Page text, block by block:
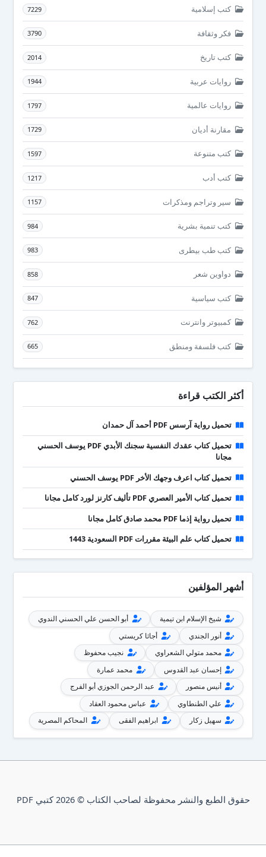
كتب إسلامية 7229
فكر وثقافة 3790
كتب تاريخ 2014
روايات عربية 1944
روايات عالمية 1797
مقارنة أديان 1729
كتب متنوعة 1597
كتب أدب 1217
سير وتراجم ومذكرات 1157
كتب تنمية بشرية 984
كتب طب بيطرى 983
دواوين شعر 858
كتب سياسية 847
كمبيوتر وانترنت 762
كتب فلسفة ومنطق 665
أكثر الكتب قراءة
تحميل رواية آرسس PDF أحمد آل حمدان
تحميل كتاب عقدك النفسية سجنك الأبدي PDF يوسف الحسني
مجانا
تحميل كتاب اعرف وجهك الأخر PDF يوسف الحسني
تحميل كتاب الأمير العصري PDF تأليف كارنز لورد كامل مجانا
تحميل رواية إذما PDF محمد صادق كامل مجانا
تحميل كتاب علم البيئة مقررات PDF السعودية 1443
أشهر المؤلفين
شيخ الإسلام ابن تيمية
أبو الحسن علي الحسني الندوي
أنور الجندي
أجاثا كريستي
محمد متولي الشعراوي
نجيب محفوظ
إحسان عبد القدوس
محمد عمارة
أنيس منصور
عبد الرحمن الجوزي أبو الفرج
علي الطنطاوي
عباس محمود العقاد
سهيل زكار
ابراهيم الفقى المحاكم المصرية
حقوق الطبع والنشر محفوظة لصاحب الكتاب © 2026 كتبي PDF